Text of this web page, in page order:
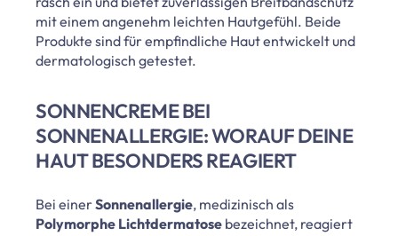
mit einem angenehm leichten Hautgefühl. Beide
Produkte sind für empfindliche Haut entwickelt und
dermatologisch getestet.
SONNENCREME BEI
SONNENALLERGIE: WORAUF DEINE
HAUT BESONDERS REAGIERT
Bei einerSonnenallergie, medizinisch als
Polymorphe Lichtdermatose bezeichnet, reagiert